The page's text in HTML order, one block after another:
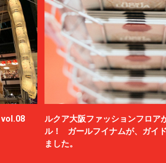
vol.08
ルクア大阪ファッションフロア
ル！ ガールフイナムが、ガイ
ました。